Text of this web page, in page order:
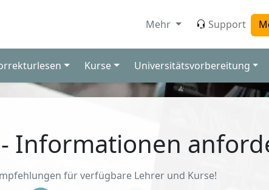
Mehr Support
Kurse Universitätsvorbereitung
Informationen
für verfügbare Lehrer und Kurse!